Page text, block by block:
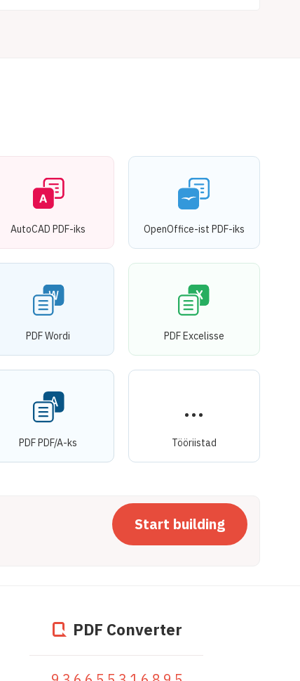
AutoCAD PDF-iks OpenOffice-ist PDF-iks
PDF Wordi PDF Excelisse
PDF PDF/A-ks Tööriistad
Start building
PDF Converter